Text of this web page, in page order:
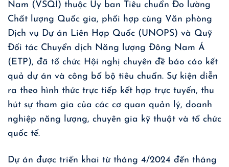
Nam (VSQI) thuộc Ủy ban Tiêu chuẩn Đo lường
Chất lượng Quốc gia, phối hợp cùng Văn phòng
Dịch vụ Dự án Liên Hợp Quốc (UNOPS) và Quỹ
Đối tác Chuyển dịch Năng lượng Đông Nam Á
(ETP), đã tổ chức Hội nghị chuyên đề báo cáo kết
quả dự án và công bố bộ tiêu chuẩn. Sự kiện diễn
ra theo hình thức trực tiếp kết hợp trực tuyến, thu
hút sự tham gia của các cơ quan quản lý, doanh
nghiệp năng lượng, chuyên gia kỹ thuật và tổ chức
quốc tế.
Dự án được triển khai từ tháng 4/2024 đến tháng